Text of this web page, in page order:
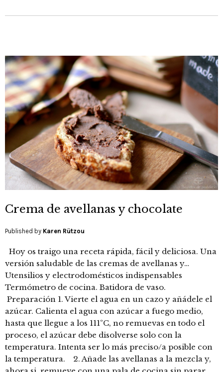
Crema de avellanas y chocolate
Published by Karen Rützou
Hoy os traigo una receta rápida, fácil y deliciosa. Una
versión saludable de las cremas de avellanas y…
Utensilios y electrodomésticos indispensables
Termómetro de cocina. Batidora de vaso.
Preparación 1. Vierte el agua en un cazo y añádele el
azúcar. Calienta el agua con azúcar a fuego medio,
hasta que llegue a los 111ºC, no remuevas en todo el
proceso, el azúcar debe disolverse solo con la
temperatura. Intenta ser lo más preciso/a posible con
la temperatura. 2. Añade las avellanas a la mezcla y,